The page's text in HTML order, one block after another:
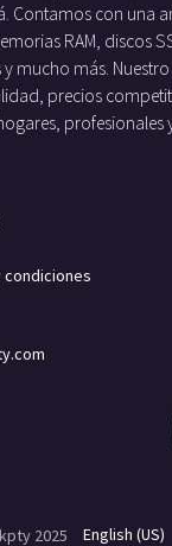
Contamos con una
RAM, discos
mucho más.
precios
profesionales
2025 English (US)